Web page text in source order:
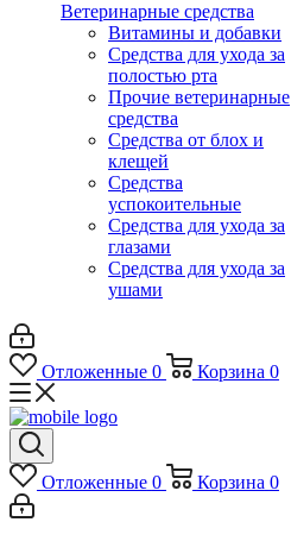
Ветеринарные средства
Витамины и добавки
Средства для ухода за
полостью рта
Прочие ветеринарные
средства
Средства от блох и
клещей
Средства
успокоительные
Средства для ухода за
глазами
Средства для ухода за
ушами
Отложенные 0 Корзина 0
Отложенные 0 Корзина 0